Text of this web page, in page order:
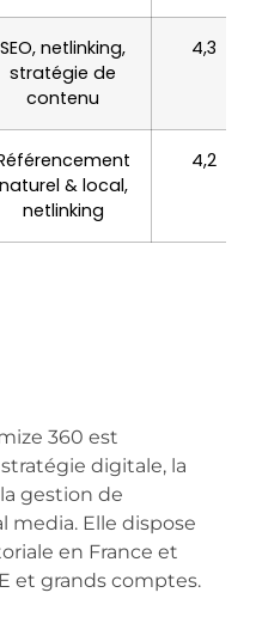
SEO, netlinking,
stratégie de
contenu
4,3
naturel & local,
netlinking
4,2
360 est
digitale, la
gestion de
media. Elle dispose
en France et
et grands comptes.